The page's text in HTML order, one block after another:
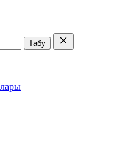
Табу